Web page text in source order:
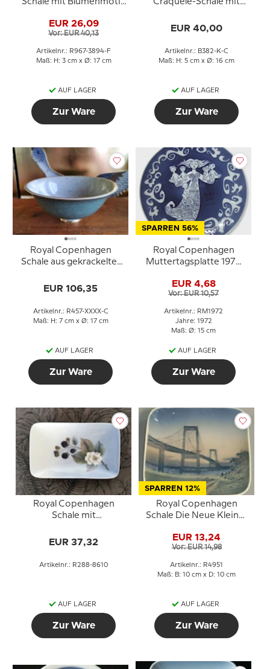
Schale mit Blumenmotiv
EUR 26,09
Vor: EUR 40,13
Artikelnr.: R967-3894-F
Maß: H: 3 cm x Ø: 17 cm
AUF LAGER
Zur Ware
Craquelé-Schale mit
EUR 40,00
Artikelnr.: B382-K-C
Maß: H: 5 cm x Ø: 16 cm
AUF LAGER
Zur Ware
Royal Copenhagen
Schale aus gekrackelter
Grau
EUR 106,35
Artikelnr.: R457-XXXX-C
Maß: H: 7 cm x Ø: 17 cm
AUF LAGER
Zur Ware
SPARREN 56%
Royal Copenhagen
Muttertagsplatte 1972
EUR 4,68
Vor: EUR 10,57
Artikelnr.: RM1972
Jahre: 1972
Maß: Ø: 15 cm
AUF LAGER
Zur Ware
Royal Copenhagen
Schale mit
Porzellan
EUR 37,32
Artikelnr.: R288-8610
AUF LAGER
Zur Ware
SPARREN 12%
Royal Copenhagen
Schale Die Neue Kleine-
EUR 13,24
Vor: EUR 14,98
Artikelnr.: R4951
Maß: B: 10 cm x D: 10 cm
AUF LAGER
Zur Ware